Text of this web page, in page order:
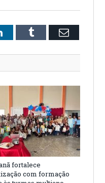
LinkedInTumblr Email
fortalece
com formação